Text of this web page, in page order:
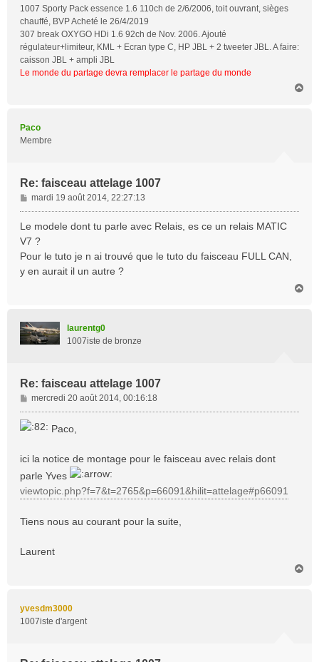
1007 Sporty Pack essence 1.6 110ch de 2/6/2006, toit ouvrant, sièges
chauffé, BVP Acheté le 26/4/2019
307 break OXYGO HDi 1.6 92ch de Nov. 2006. Ajouté
régulateur+limiteur, KML + Ecran type C, HP JBL + 2 tweeter JBL. A faire:
caisson JBL + ampli JBL
Le monde du partage devra remplacer le partage du monde
Paco
Membre
Re: faisceau attelage 1007
M
e
s
s
g
e
mardi 19 août 2014, 22:27:13
Le modele dont tu parle avec Relais, es ce un relais MATIC
V7 ?
Pour le tuto je n ai trouvé que le tuto du faisceau FULL CAN,
y en aurait il un autre ?
laurentg0
1007iste de bronze
Re: faisceau attelage 1007
M
e
s
g
e
mercredi 20 août 2014, 00:16:18
Paco,
ici la notice de montage pour le faisceau avec relais dont
parle Yves
viewtopic.php?f=7&t=2765&p=66091&hilit=attelage#p66091
Tiens nous au courant pour la suite,
Laurent
yvesdm3000
1007iste d'argent